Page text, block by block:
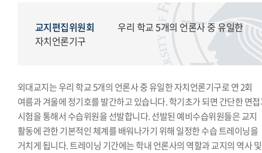
국제학생회
생활도서관
학생복지위원회
영상사업단
한국외대통역협회
한국외대119학군단
교지편집위원회
우리 학교 5개의 언론사 중 유일한
자치언론기구
외대교지는 우리 학교 5개의 언론사 중 유일한 자치언론기구로 연 2회
여름과 겨울에 정기호를 발간하고 있습니다. 학기초가 되면 간단한 면
시험을 통해서 수습위원을 선발합니다. 선발된 예비수습위원들은 교지
활동에 관한 기본적인 체계를 배워나가기 위해 일정한 수습 트레이닝을
거치게 됩니다. 트레이닝 기간에는 학내 언론사의 역할과 교지의 역사 및